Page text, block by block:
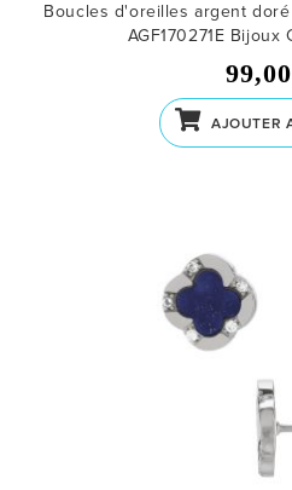
Boucles d'oreilles argent
AGF170271E Bijoux
AJOUTER